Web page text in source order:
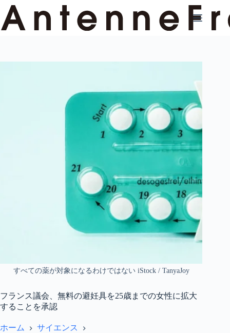
ン
テ
すべての薬が対象になるわけではない iStock / TanyaJoy
フランス議会、無料の避妊具を25歳までの女性に拡大
することを承認
ホーム
サイエンス